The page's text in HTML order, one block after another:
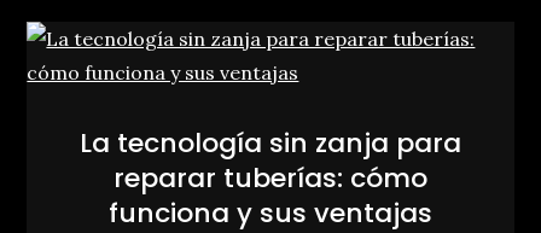
La tecnología sin zanja para
reparar tuberías: cómo
funciona y sus ventajas